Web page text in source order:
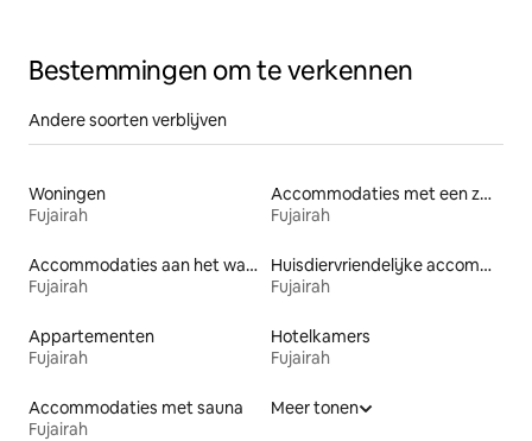
Bestemmingen om te verkennen
Andere soorten verblijven
Woningen
Fujairah
Accommodaties met een zwembad
Fujairah
Accommodaties aan het water
Fujairah
Huisdiervriendelijke accommodaties
Fujairah
Appartementen
Fujairah
Hotelkamers
Fujairah
Accommodaties met sauna
Fujairah
Meer tonen